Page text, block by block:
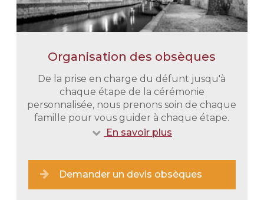
Organisation des obsèques
De la prise en charge du défunt jusqu'à
chaque étape de la cérémonie
personnalisée, nous prenons soin de chaque
famille pour vous guider à chaque étape.
En savoir plus
Demander un devis obsèques